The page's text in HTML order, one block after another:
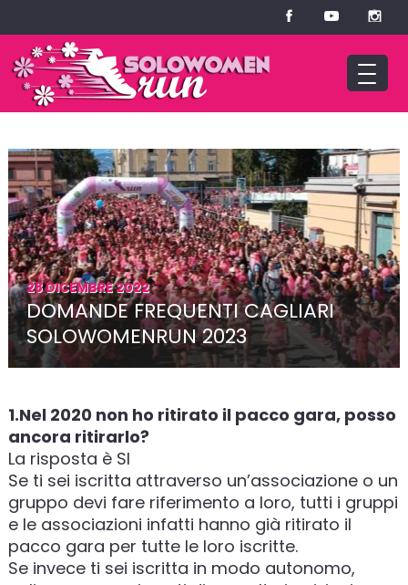
28 DICEMBRE 2022
DOMANDE FREQUENTI CAGLIARI
SOLOWOMENRUN 2023
1.Nel 2020 non ho ritirato il pacco gara, posso
ancora ritirarlo?
La risposta è SI
Se ti sei iscritta attraverso un’associazione o un
gruppo devi fare riferimento a loro, tutti i gruppi
e le associazioni infatti hanno già ritirato il
pacco gara per tutte le loro iscritte.
Se invece ti sei iscritta in modo autonomo,